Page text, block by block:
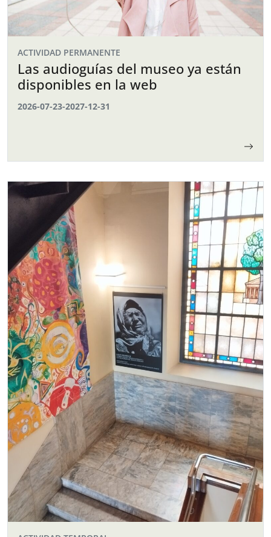
ACTIVIDAD PERMANENTE
Las audioguías del museo ya están
disponibles en la web
2026-07-23-2027-12-31